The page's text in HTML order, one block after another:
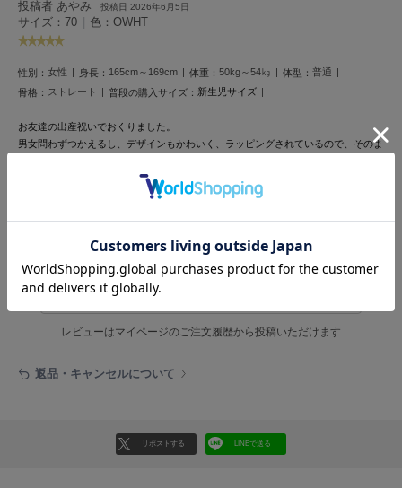
FURFUR
gelato pique
ジェラート ピケ
GELATO PIQUE CAT&DOG
ジェラート ピケ キャットアンドドッグ
gelato pique Sleep
GRAMICCI
グラミチ
へノン
投稿者 あやみ 投稿日 2026年6月5日
サイズ：70 | 色：OWHT
性別： 女性 身長： 165cm～169cm 体重： 50kg～54㎏ 体型： 普通
骨格： ストレート 普段の購入サイズ： 新生児サイズ
お友達の出産祝いでおくりました。
男女問わずつかえるし、デザインもかわいく、ラッピングされているので、そのま
レビュー投稿で全員に30ポイントプレゼント！
レビューはマイページのご注文履歴から投稿いただけます
返品・キャンセルについて
リポストする LINEで送る